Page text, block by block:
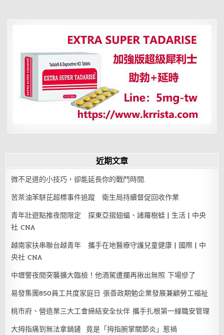
三
近期文章
微不足道的小技巧，卻能延長你的戰鬥時間.
苦茶油苯駢芘超標事件追蹤 衛生局持續督促回收作業
青年壯遊點推夜間限定 探東亞摺翅蝠、諸羅樹蛙 | 生活 | 中央
社 CNA
越南家扶串聯台越青年 攜手在地醫療守護兒童健康 | 國際 | 中
央社 CNA
中壢警夜間突襲擴大臨檢！他酒駕遭攔再揪出無照 下場慘了
易發集團850員工共度家庭日 張善政期勉企業發展兼顧勞工福祉
桃市府、營造業三大工會締結安全伙伴 攜手扎根第一線職安管理
大拇指痛到無法拿鍋鏟 竟是「拇指腕掌關節炎」惹禍